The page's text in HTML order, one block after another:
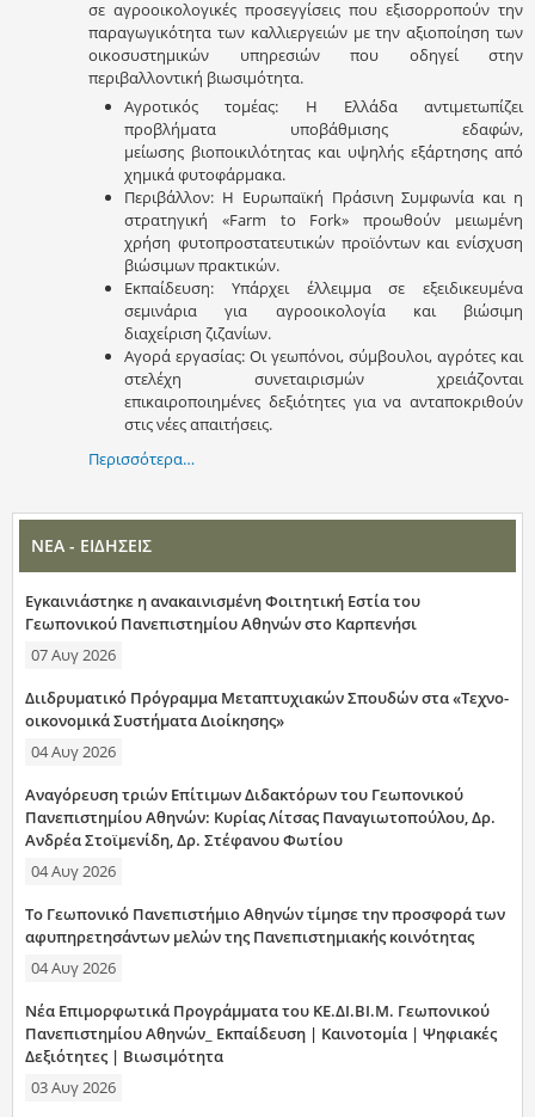
σε αγροοικολογικές προσεγγίσεις που εξισορροπούν την
παραγωγικότητα των καλλιεργειών με την αξιοποίηση των
οικοσυστημικών υπηρεσιών που οδηγεί στην
περιβαλλοντική βιωσιμότητα.
Αγροτικός τομέας: Η Ελλάδα αντιμετωπίζει
προβλήματα υποβάθμισης εδαφών,
μείωσης βιοποικιλότητας και υψηλής εξάρτησης από
χημικά φυτοφάρμακα.
Περιβάλλον: Η Ευρωπαϊκή Πράσινη Συμφωνία και η
στρατηγική «Farm to Fork» προωθούν μειωμένη
χρήση φυτοπροστατευτικών προϊόντων και ενίσχυση
βιώσιμων πρακτικών.
Εκπαίδευση: Υπάρχει έλλειμμα σε εξειδικευμένα
σεμινάρια για αγροοικολογία και βιώσιμη
διαχείριση ζιζανίων.
Αγορά εργασίας: Οι γεωπόνοι, σύμβουλοι, αγρότες και
στελέχη συνεταιρισμών χρειάζονται
επικαιροποιημένες δεξιότητες για να ανταποκριθούν
στις νέες απαιτήσεις.
Περισσότερα…
ΝΕΑ - ΕΙΔΗΣΕΙΣ
Εγκαινιάστηκε η ανακαινισμένη Φοιτητική Εστία του
Γεωπονικού Πανεπιστημίου Αθηνών στο Καρπενήσι
07 Αυγ 2026
Διιδρυματικό Πρόγραμμα Μεταπτυχιακών Σπουδών στα «Τεχνο-
οικονομικά Συστήματα Διοίκησης»
04 Αυγ 2026
Αναγόρευση τριών Επίτιμων Διδακτόρων του Γεωπονικού
Πανεπιστημίου Αθηνών: Κυρίας Λίτσας Παναγιωτοπούλου, Δρ.
Ανδρέα Στοϊμενίδη, Δρ. Στέφανου Φωτίου
04 Αυγ 2026
Το Γεωπονικό Πανεπιστήμιο Αθηνών τίμησε την προσφορά των
αφυπηρετησάντων μελών της Πανεπιστημιακής κοινότητας
04 Αυγ 2026
Νέα Επιμορφωτικά Προγράμματα του ΚΕ.ΔΙ.ΒΙ.Μ. Γεωπονικού
Πανεπιστημίου Αθηνών_ Εκπαίδευση | Καινοτομία | Ψηφιακές
Δεξιότητες | Βιωσιμότητα
03 Αυγ 2026